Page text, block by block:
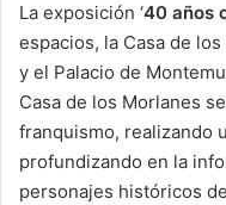
La exposición ‘40 años
espacios, la Casa de
y el Palacio de
Casa de los Morlanes
franquismo, realizando
profundizando en la
personajes históricos